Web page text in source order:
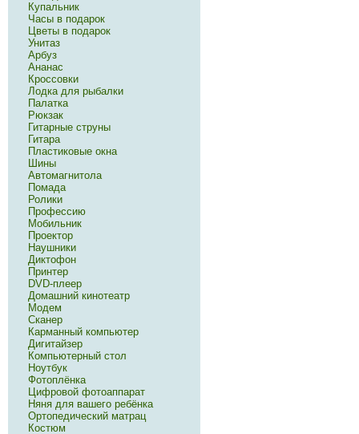
Купальник
Часы в подарок
Цветы в подарок
Унитаз
Арбуз
Ананас
Кроссовки
Лодка для рыбалки
Палатка
Рюкзак
Гитарные струны
Гитара
Пластиковые окна
Шины
Автомагнитола
Помада
Ролики
Профессию
Мобильник
Проектор
Наушники
Диктофон
Принтер
DVD-плеер
Домашний кинотеатр
Модем
Сканер
Карманный компьютер
Дигитайзер
Компьютерный стол
Ноутбук
Фотоплёнка
Цифровой фотоаппарат
Няня для вашего ребёнка
Ортопедический матрац
Костюм